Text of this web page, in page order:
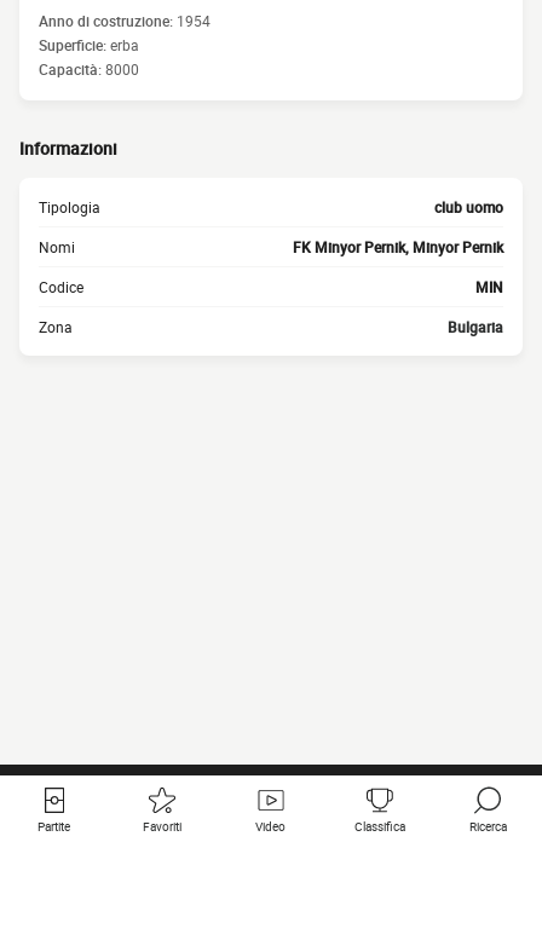
Anno di costruzione: 1954
Superficie:erba
Capacità:8000
Informazioni
Tipologia club uomo
Nomi FK Minyor Pernik, Minyor Pernik
Codice MIN
Zona Bulgaria
Partite Favoriti Video Classifica Ricerca